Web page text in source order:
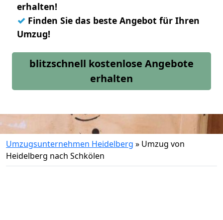
erhalten!
✓ Finden Sie das beste Angebot für Ihren
Umzug!
blitzschnell kostenlose Angebote
erhalten
Umzugsunternehmen Heidelberg » Umzug von
Heidelberg nach Schkölen